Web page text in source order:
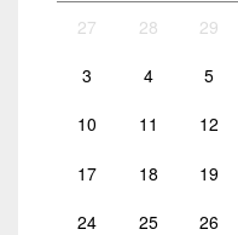
27 28 29
3 4 5
10 11 12
17 18 19
24 25 26